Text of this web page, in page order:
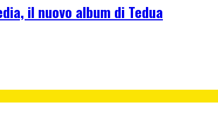
il nuovo album di Tedua